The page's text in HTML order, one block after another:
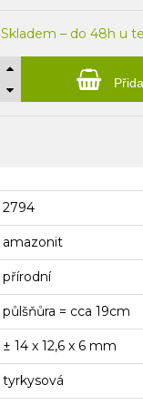
Skladem – do 48h u
2794
amazonit
přírodní
půlšňůra = cca 19cm
± 14 x 12,6 x 6 mm
tyrkysová